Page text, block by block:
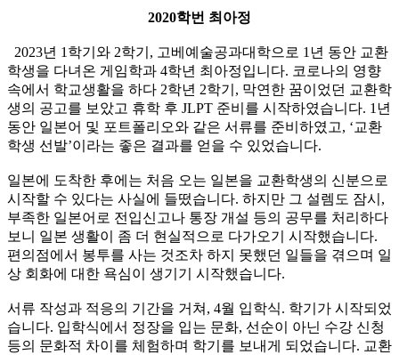
2020학번 최아정
2023년 1학기와 2학기, 고베예술공과대학으로 1년 동안 교환
학생을 다녀온 게임학과 4학년 최아정입니다. 코로나의 영향
속에서 학교생활을 하다 2학년 2학기, 막연한 꿈이었던 교환학
생의 공고를 보았고 휴학 후 JLPT 준비를 시작하였습니다. 1년
동안 일본어 및 포트폴리오와 같은 서류를 준비하였고, ‘교환
학생 선발’이라는 좋은 결과를 얻을 수 있었습니다.
일본에 도착한 후에는 처음 오는 일본을 교환학생의 신분으로
시작할 수 있다는 사실에 들떴습니다. 하지만 그 설렘도 잠시,
부족한 일본어로 전입신고나 통장 개설 등의 공무를 처리하다
보니 일본 생활이 좀 더 현실적으로 다가오기 시작했습니다.
편의점에서 봉투를 사는 것조차 하지 못했던 일들을 겪으며 일
상 회화에 대한 욕심이 생기기 시작했습니다.
서류 작성과 적응의 기간을 거쳐, 4월 입학식. 학기가 시작되었
습니다. 입학식에서 정장을 입는 문화, 선순이 아닌 수강 신청
등의 문화적 차이를 체험하며 학기를 보내게 되었습니다. 교환